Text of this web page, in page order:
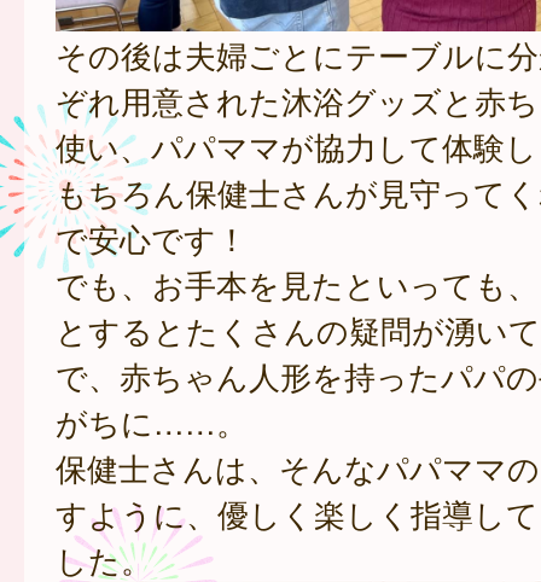
その後は夫婦ごとにテーブルに
ぞれ用意された沐浴グッズと赤
使い、パパママが協力して体験
もちろん保健士さんが見守って
で安心です！
でも、お手本を見たといっても
とするとたくさんの疑問が湧い
で、赤ちゃん人形を持ったパパ
がちに……。
保健士さんは、そんなパパママ
すように、優しく楽しく指導し
した。